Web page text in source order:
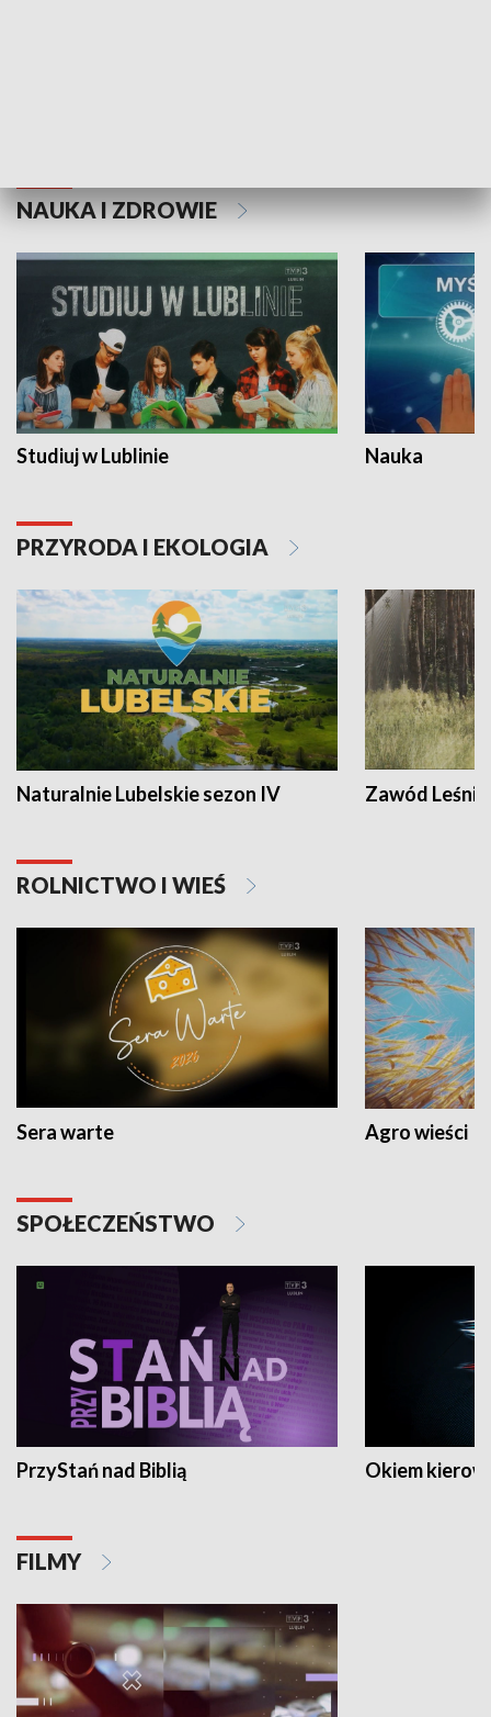
NAUKA I ZDROWIE
Studiuj w Lublinie Nauka
PRZYRODA I EKOLOGIA
Naturalnie Lubelskie sezon IV Zawód Leśnik
ROLNICTWO I WIEŚ
Sera warte Agro wieści
SPOŁECZEŃSTWO
PrzyStań nad Biblią Okiem
FILMY